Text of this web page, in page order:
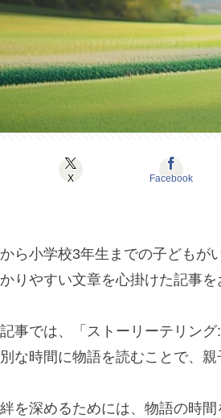
X Facebook
ら小学校3年生までの子どもが
りやすい文章を心掛けた記事を
事では、「ストーリーテリン
な時間に物語を読むことで、
を深めるためには、物語の時